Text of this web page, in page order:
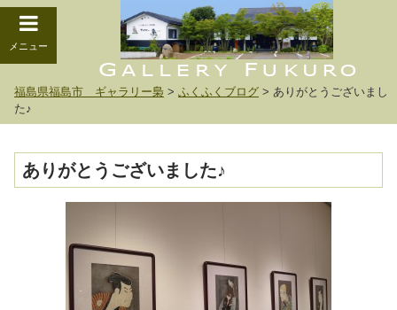
メニュー
福島県福島市 ギャラリー梟 > ふくふくブログ > ありがとうございまし
た♪
ありがとうございました♪